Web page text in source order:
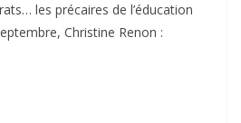
les précaires de l’éducation
Christine Renon :